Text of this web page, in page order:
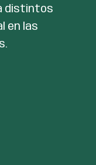
distintos
en las